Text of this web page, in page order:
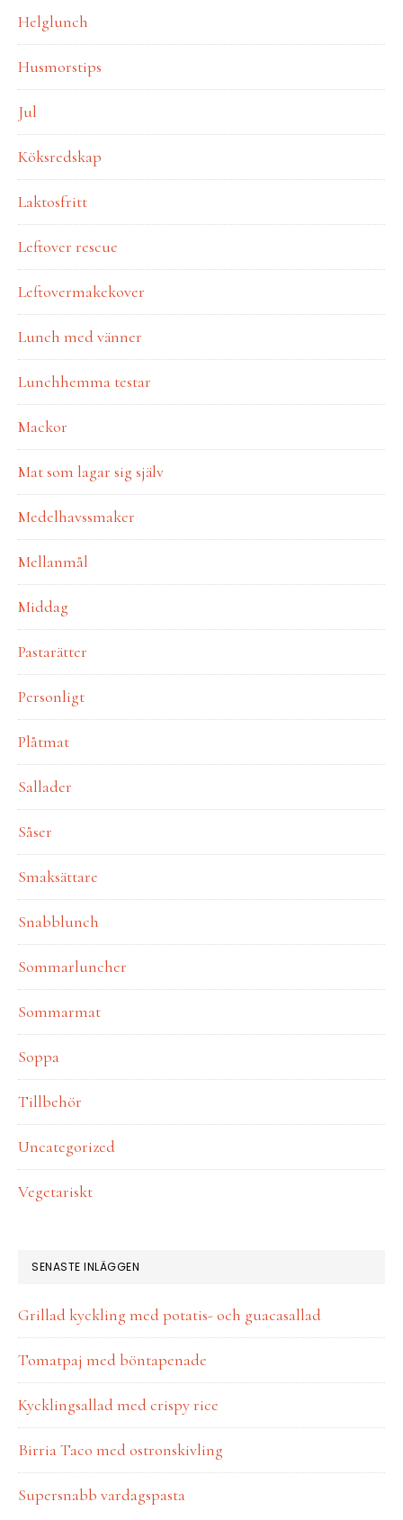
Helglunch
Husmorstips
Jul
Köksredskap
Laktosfritt
Leftover rescue
Leftovermakekover
Lunch med vänner
Lunchhemma testar
Mackor
Mat som lagar sig själv
Medelhavssmaker
Mellanmål
Middag
Pastarätter
Personligt
Plåtmat
Sallader
Såser
Smaksättare
Snabblunch
Sommarluncher
Sommarmat
Soppa
Tillbehör
Uncategorized
Vegetariskt
SENASTE INLÄGGEN
Grillad kyckling med potatis- och guacasallad
Tomatpaj med böntapenade
Kycklingsallad med crispy rice
Birria Taco med ostronskivling
Supersnabb vardagspasta